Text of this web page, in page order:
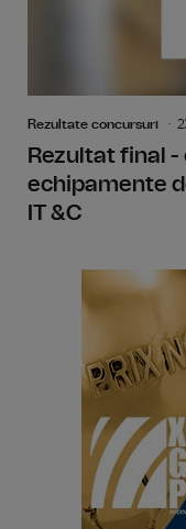
Rezultate concursuri
Rezultat final
echipamente
IT &C